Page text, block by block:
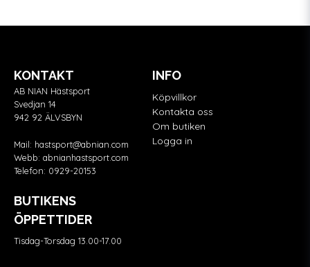
KONTAKT
AB NIAN Hästsport
Svedjan 14
942 92 ÄLVSBYN
Mail: hastsport@abnian.com
Webb: abnianhastsport.com
Telefon: 0929-20153
BUTIKENS
ÖPPETTIDER
Tisdag-Torsdag 13.00-17.00
INFO
Köpvillkor
Kontakta oss
Om butiken
Logga in